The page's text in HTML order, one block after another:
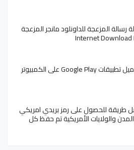
المزعجة للداونلود مانجر المزعجة
Internet Download
طريقة تحميل تطبيقات Google Play على الكمبيوتر
طريقة للحصول على رمز بريدي امريكي
والولايات الأمريكية تم حفظ كل